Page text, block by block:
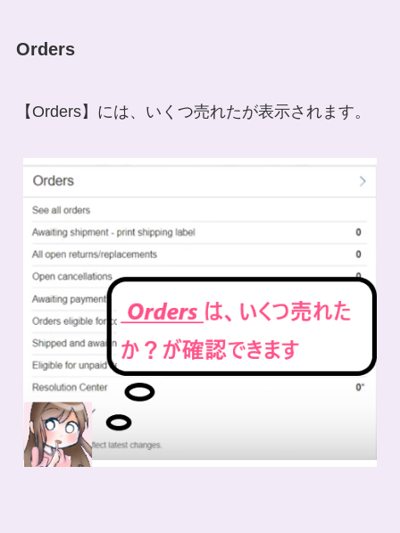
Orders
【Orders】には、いくつ売れたが表示されます。